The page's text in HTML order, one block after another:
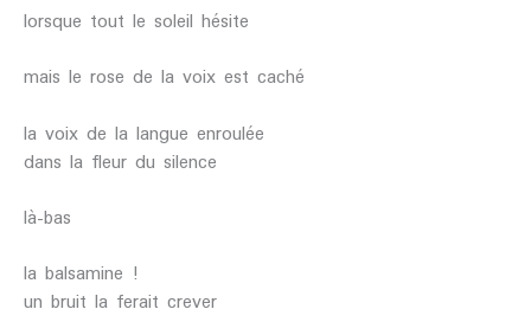
lorsque tout le soleil hésite
mais le rose de la voix est caché
la voix de la langue enroulée
dans la fleur du silence
là-bas
la balsamine !
un bruit la ferait crever